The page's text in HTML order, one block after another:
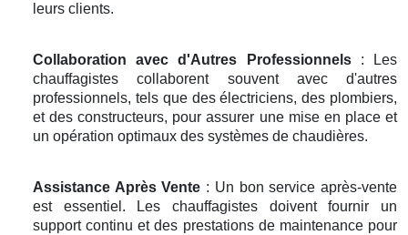
leurs clients.
Collaboration avec d'Autres Professionnels: Les
chauffagistes collaborent souvent avec d'autres
professionnels, tels que des électriciens, des plombiers,
et des constructeurs, pour assurer une mise en place et
un opération optimaux des systèmes de chaudières.
Assistance Après Vente : Un bon service après-vente
est essentiel. Les chauffagistes doivent fournir un
support continu et des prestations de maintenance pour